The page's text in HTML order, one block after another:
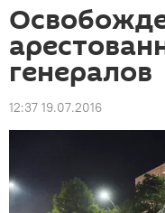
генералов
12:37 19.07.2016